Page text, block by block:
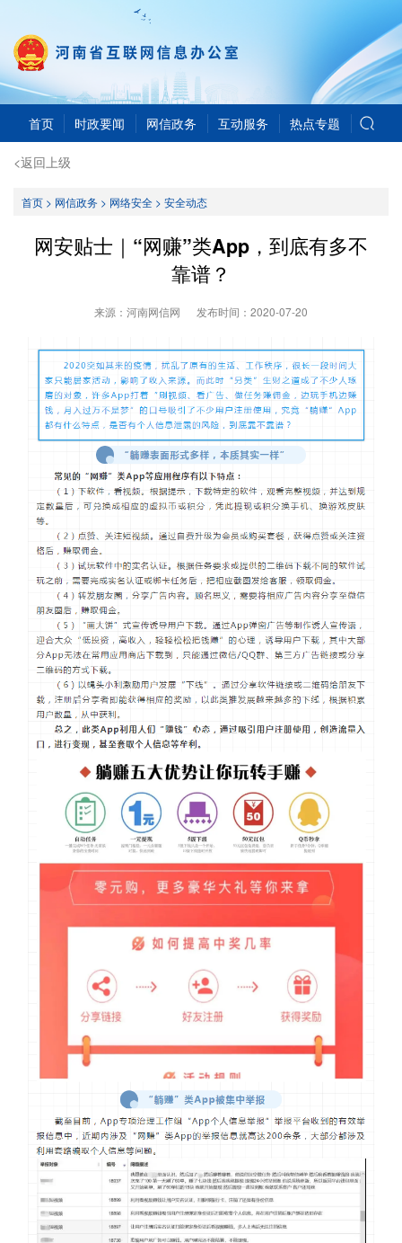
首页 时政要闻 网信政务 互动服务 热点专题
<返回上级
首页> 网信政务> 网络安全> 安全动态
网安贴士｜“网赚”类App，到底有多不
靠谱？
来源：河南网信网 发布时间： 2020-07-20